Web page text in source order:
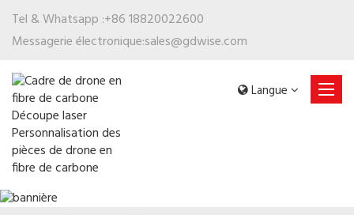
Tel & Whatsapp :+86 18820022600
Messagerie électronique:sales@gdwise.com
Langue